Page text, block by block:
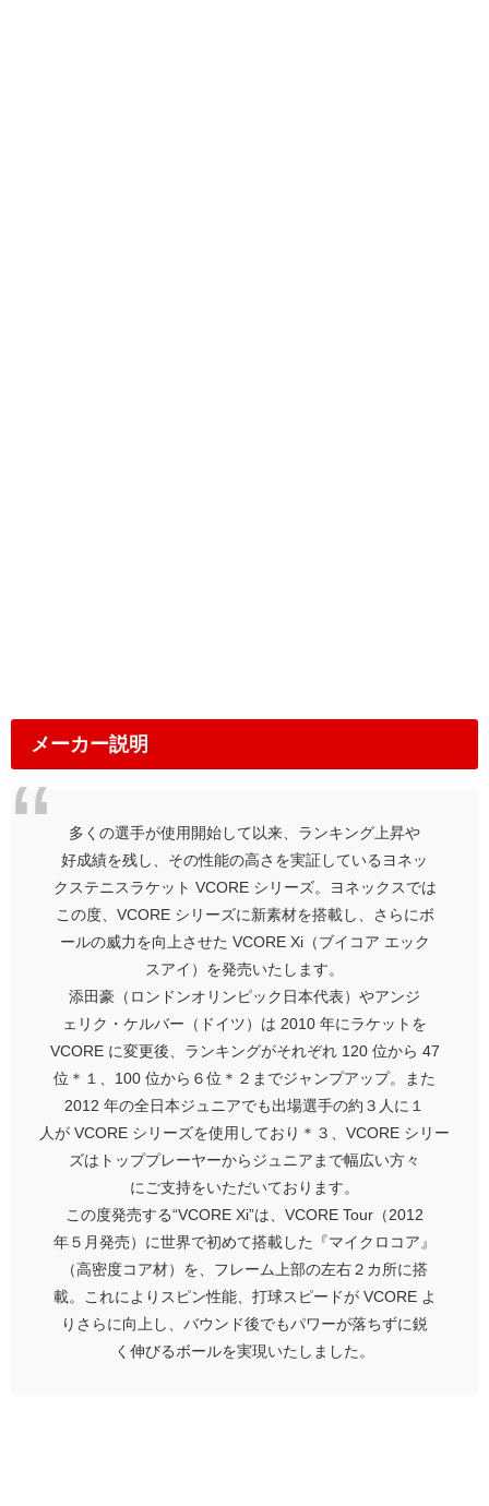
メーカー説明
多くの選手が使用開始して以来、ランキング上昇や
好成績を残し、その性能の高さを実証しているヨネッ
クステニスラケット VCORE シリーズ。ヨネックスでは
この度、VCORE シリーズに新素材を搭載し、さらにボ
ールの威力を向上させた VCORE Xi（ブイコア エック
スアイ）を発売いたします。
添田豪（ロンドンオリンピック日本代表）やアンジ
ェリク・ケルバー（ドイツ）は 2010 年にラケットを
VCORE に変更後、ランキングがそれぞれ 120 位から 47
位＊１、100 位から６位＊２までジャンプアップ。また
2012 年の全日本ジュニアでも出場選手の約３人に１
人が VCORE シリーズを使用しており＊３、VCORE シリー
ズはトッププレーヤーからジュニアまで幅広い方々
にご支持をいただいております。
この度発売する“VCORE Xi”は、VCORE Tour（2012
年５月発売）に世界で初めて搭載した『マイクロコア』
（高密度コア材）を、フレーム上部の左右２カ所に搭
載。これによりスピン性能、打球スピードが VCORE よ
りさらに向上し、バウンド後でもパワーが落ちずに鋭
く伸びるボールを実現いたしました。